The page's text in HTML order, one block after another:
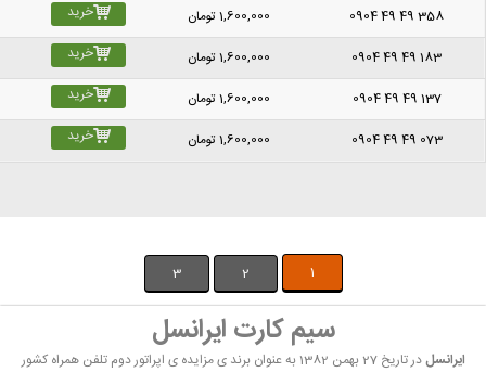
0904 49 49 358
1,600,000تومان خرید
0904 49 49 183
1,600,000تومان خرید
0904 49 49 137
1,600,000تومان خرید
0904 49 49 073
1,600,000تومان خرید
1
2
3
سیم کارت ایرانسل
ایرانسل
در تاریخ 27 بهمن 1382 به عنوان برند ی مزایده ی اپراتور دوم تلفن همراه کشور